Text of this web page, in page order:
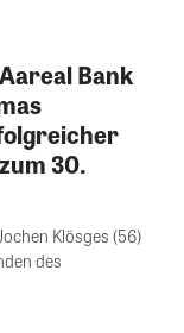
Bank
30.
Klösges (56)
des